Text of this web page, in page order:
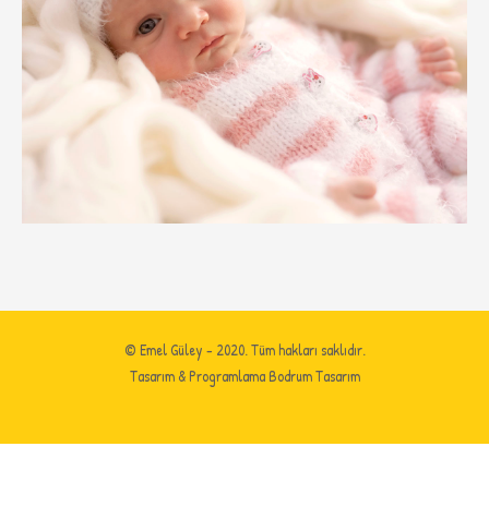
© Emel Güley - 2020. Tüm hakları saklıdır.
Tasarım & Programlama Bodrum Tasarım